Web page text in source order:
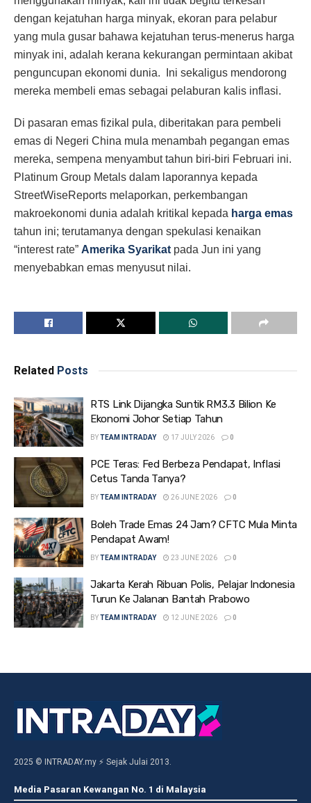
dengan kejatuhan harga minyak, ekoran para pelabur
yang mula gusar bahawa kejatuhan terus-menerus harga
minyak ini, adalah kerana kekurangan permintaan akibat
penguncupan ekonomi dunia. Ini sekaligus mendorong
mereka membeli emas sebagai pelaburan kalis inflasi.
Di pasaran emas fizikal pula, diberitakan para pembeli
emas di Negeri China mula menambah pegangan emas
mereka, sempena menyambut tahun biri-biri Februari ini.
Platinum Group Metals dalam laporannya kepada
StreetWiseReports melaporkan, perkembangan
makroekonomi dunia adalah kritikal kepada harga emas
tahun ini; terutamanya dengan spekulasi kenaikan
“interest rate” Amerika Syarikat pada Jun ini yang
menyebabkan emas menyusut nilai.
Related Posts
RTS Link Dijangka Suntik RM3.3 Bilion Ke
Ekonomi Johor Setiap Tahun
BYTEAM INTRADAY 17 JULY 2026 0
PCE Teras: Fed Berbeza Pendapat, Inflasi
Cetus Tanda Tanya?
BYTEAM INTRADAY 26 JUNE 2026 0
Boleh Trade Emas 24 Jam? CFTC Mula Minta
Pendapat Awam!
BYTEAM INTRADAY 23 JUNE 2026 0
Jakarta Kerah Ribuan Polis, Pelajar Indonesia
Turun Ke Jalanan Bantah Prabowo
BYTEAM INTRADAY 12 JUNE 2026 0
2025 © INTRADAY.my ⚡ Sejak Julai 2013.
Media Pasaran Kewangan No. 1 di Malaysia